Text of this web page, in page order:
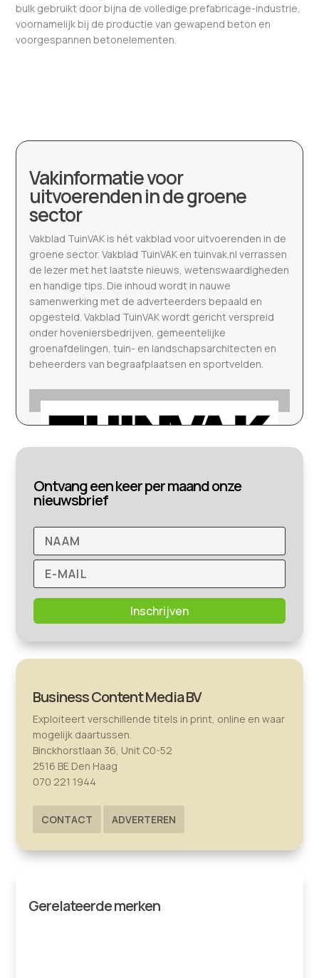
bulk gebruikt door bijna de volledige prefabricage-industrie,
voornamelijk bij de productie van gewapend beton en
voorgespannen betonelementen.
Vakinformatie voor
uitvoerenden in de groene
sector
Vakblad TuinVAK is hét vakblad voor uitvoerenden in de
groene sector. Vakblad TuinVAK en tuinvak.nl verrassen
de lezer met het laatste nieuws, wetenswaardigheden
en handige tips. Die inhoud wordt in nauwe
samenwerking met de adverteerders bepaald en
opgesteld. Vakblad TuinVAK wordt gericht verspreid
onder hoveniersbedrijven, gemeentelijke
groenafdelingen, tuin- en landschapsarchitecten en
beheerders van begraafplaatsen en sportvelden.
Ontvang een keer per maand onze
nieuwsbrief
Inschrijven
Business Content Media BV
Exploiteert verschillende titels in print, online en waar
mogelijk daartussen.
Binckhorstlaan 36, Unit C0-52
2516 BE Den Haag
070 221 1944
CONTACT ADVERTEREN
Gerelateerde merken